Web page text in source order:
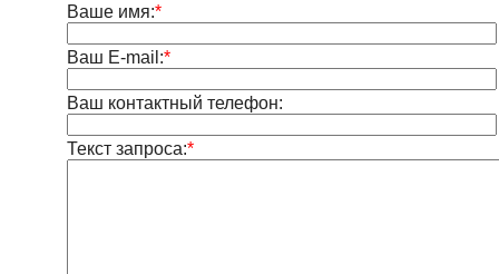
Ваше имя:*
Ваш E-mail:*
Ваш контактный телефон:
Текст запроса:*